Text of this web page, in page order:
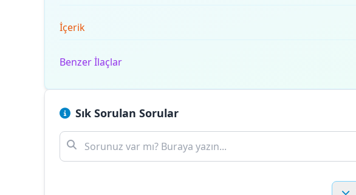
İçerik
Benzer İlaçlar
Sık Sorulan Sorular